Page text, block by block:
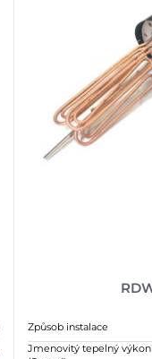
Způsob instalace
Jmenovitý tepelný výkon